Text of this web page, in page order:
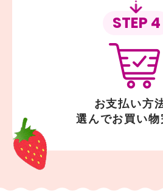
STEP 4
お支払い方
選んでお買い物